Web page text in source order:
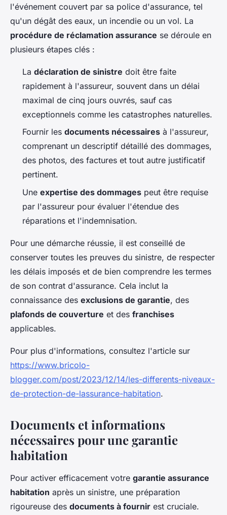
l'événement couvert par sa police d'assurance, tel
qu'un dégât des eaux, un incendie ou un vol. La
procédure de réclamation assurance se déroule en
plusieurs étapes clés :
La déclaration de sinistre doit être faite
rapidement à l'assureur, souvent dans un délai
maximal de cinq jours ouvrés, sauf cas
exceptionnels comme les catastrophes naturelles.
Fournir les documents nécessaires à l'assureur,
comprenant un descriptif détaillé des dommages,
des photos, des factures et tout autre justificatif
pertinent.
Une expertise des dommages peut être requise
par l'assureur pour évaluer l'étendue des
réparations et l'indemnisation.
Pour une démarche réussie, il est conseillé de
conserver toutes les preuves du sinistre, de respecter
les délais imposés et de bien comprendre les termes
de son contrat d'assurance. Cela inclut la
connaissance des exclusions de garantie, des
plafonds de couverture et des franchises
applicables.
Pour plus d'informations, consultez l'article sur
https://www.bricolo-
blogger.com/post/2023/12/14/les-differents-niveaux-
de-protection-de-lassurance-habitation.
Documents et informations
nécessaires pour une garantie
habitation
Pour activer efficacement votre garantie assurance
habitation après un sinistre, une préparation
rigoureuse des documents à fournir est cruciale.